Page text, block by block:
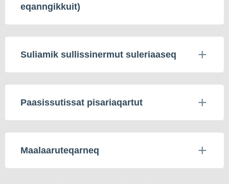
eqanngikkuit)
Suliamik sullissinermut suleriaaseq
Paasissutissat pisariaqartut
Maalaaruteqarneq